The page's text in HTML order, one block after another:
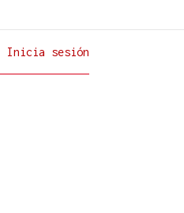
Inicia sesión